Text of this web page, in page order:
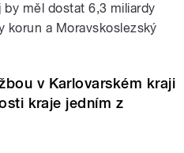
by měl dostat 6,3 miliardy
korun a Moravskoslezský
v Karlovarském kraji
kraje jedním z